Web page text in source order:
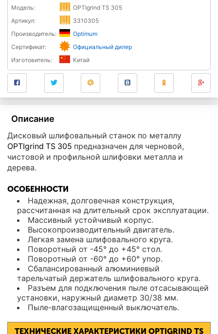
Модель:
OPTIgrind TS 305
Артикул:
3310305
Производитель:
Optimum
Сертификат:
Официальный дилер
Изготовитель:
Китай
Описание
Дисковый шлифовальный станок по металлу
OPTIgrind TS 305 предназначен для черновой,
чистовой и профильной шлифовки металла и
дерева.
ОСОБЕННОСТИ
Надежная, долговечная конструкция,
рассчитанная на длительный срок эксплуатации.
Массивный устойчивый корпус.
Высокопроизводительный двигатель.
Легкая замена шлифовального круга.
Поворотный от -45° до +45° стол.
Поворотный от -60° до +60° упор.
Сбалансированный алюминиевый
тарельчатый держатель шлифовального круга.
Разъем для подключения пыле отсасывающей
установки, наружный диаметр 30/38 мм.
Пыле-влагозащищенный выключатель.
ТЕХНИЧЕСКИЕ ХАРАКТЕРИСТИКИ OPTIGRIND TS